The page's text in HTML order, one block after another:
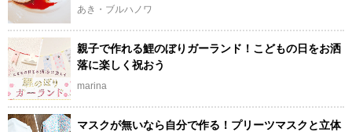
あき・ブルハノワ
親子で作れる鯉のぼりガーランド！こどもの日をお洒
落に楽しく祝おう
marina
マスクが無いなら自分で作る！プリーツマスクと立体